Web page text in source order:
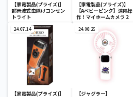
【家電製品(プライズ)】
超音波式虫除けコンセン
トライト
【家電製品(プライズ)】
【Aベビーピンク】遠隔操
作！マイホームカメラ 2
24.07.14
【家電製品(プライズ)】
24.08.25
【ジャグラー】